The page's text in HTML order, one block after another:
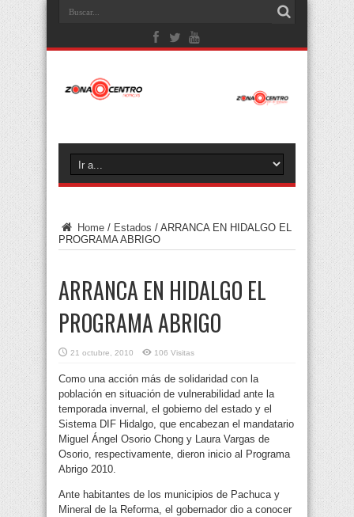
Home / Estados / ARRANCA EN HIDALGO EL
PROGRAMA ABRIGO
ARRANCA EN HIDALGO EL
PROGRAMA ABRIGO
21 octubre, 2010 106 Visitas
Como una acción más de solidaridad con la
población en situación de vulnerabilidad ante la
temporada invernal, el gobierno del estado y el
Sistema DIF Hidalgo, que encabezan el mandatario
Miguel Ángel Osorio Chong y Laura Vargas de
Osorio, respectivamente, dieron inicio al Programa
Abrigo 2010.
Ante habitantes de los municipios de Pachuca y
Mineral de la Reforma, el gobernador dio a conocer